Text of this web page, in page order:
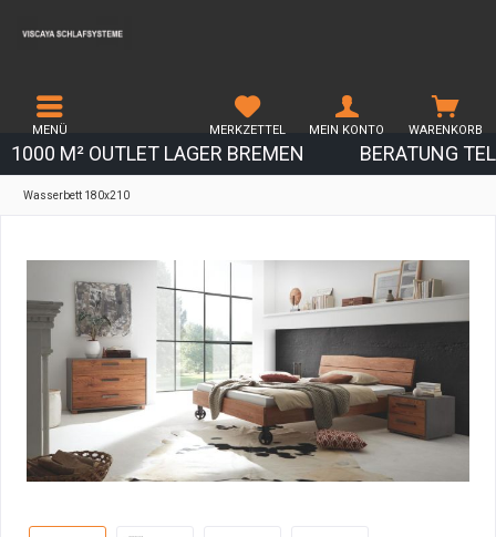
1000 M² OUTLET LAGER BREMEN BERATUNG
MENÜ WARENKORB
MERKZETTEL MEIN KONTO
Wasserbett 180x210